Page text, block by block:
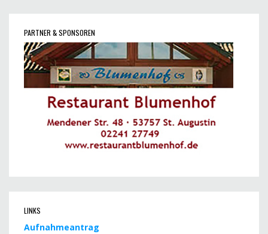
PARTNER & SPONSOREN
LINKS
Aufnahmeantrag